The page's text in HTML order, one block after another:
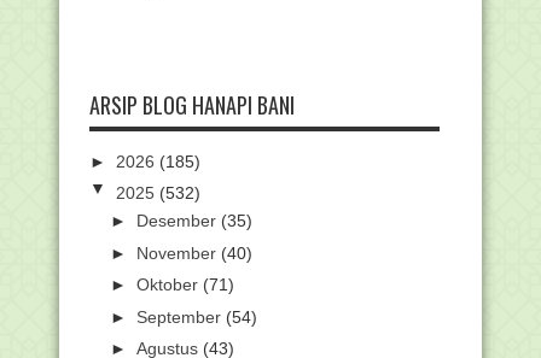
ARSIP BLOG HANAPI BANI
► 2026 (185)
▼ 2025 (532)
► Desember (35)
► November (40)
► Oktober (71)
► September (54)
► Agustus (43)